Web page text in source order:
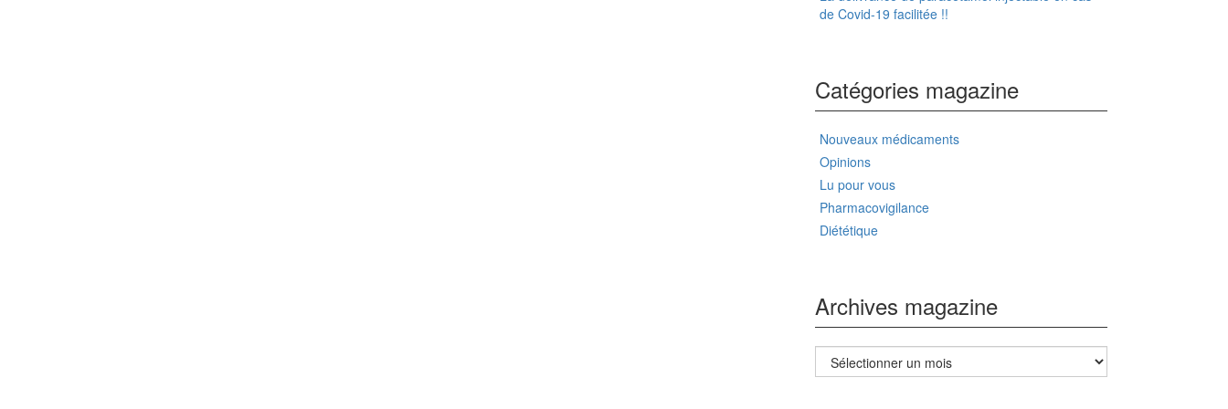
de Covid-19 facilitée !!
Catégories magazine
Nouveaux médicaments
Opinions
Lu pour vous
Pharmacovigilance
Diététique
Archives magazine
Archives
magazine